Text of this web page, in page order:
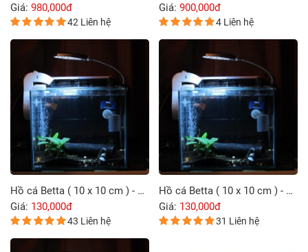
Giá: 980,000đ
42 Liên hệ
Giá: 900,000đ
4 Liên hệ
Hồ cá Betta ( 10 x 10 cm ) - Gex qb Betta
Giá: 130,000đ
43 Liên hệ
Hồ cá Betta ( 10 x 10 cm ) - Gex qb Betta Blue
Giá: 130,000đ
31 Liên hệ